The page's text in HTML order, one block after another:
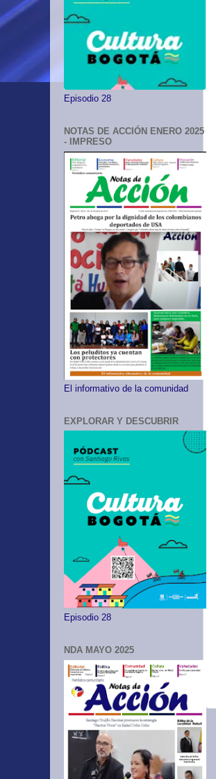
Episodio 28
NOTAS DE ACCIÓN ENERO 2025
- IMPRESO
El informativo de la comunidad
EXPLORAR Y DESCUBRIR
Episodio 28
NDA MAYO 2025